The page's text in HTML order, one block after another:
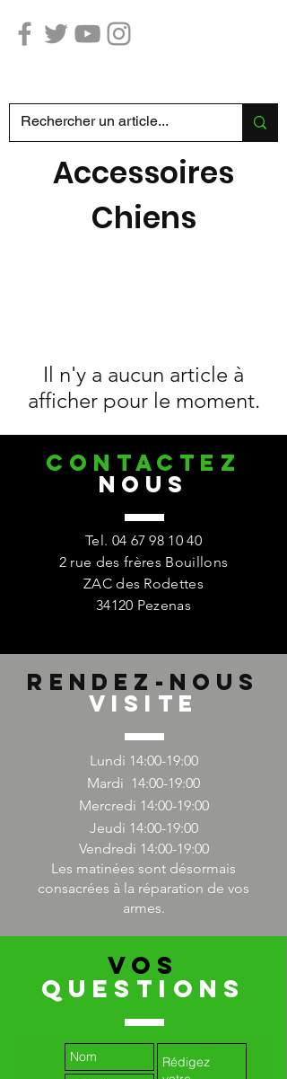
Accessoires
Chiens
Il n'y a aucun article à
afficher pour le moment.
CONTACTez
nous
Tel. 04 67 98 10 40
2 rue des frères Bouillons
ZAC des Rodettes
34120 Pezenas
Rendez-nous
Visite
Lundi 14:00-19:00
Mardi 14:00-19:00
Mercredi 14:00-19:00
Jeudi 14:00-19:00
Vendredi 14:00-19:00
Les matinées sont désormais
consacrées à la réparation de vos
armes.
VOS
QUESTIONS